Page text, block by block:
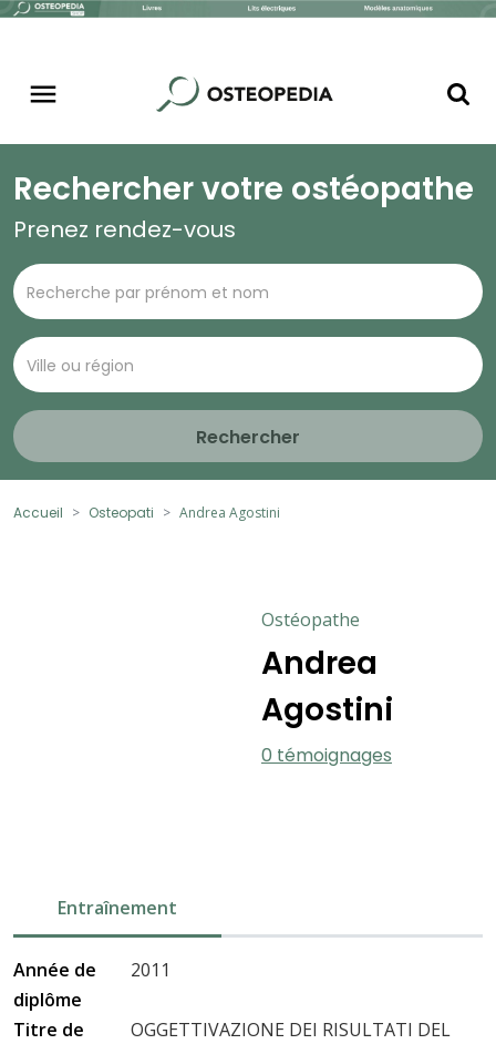
Rechercher votre ostéopathe
Prenez rendez-vous
Rechercher
Accueil Osteopati Andrea Agostini
Ostéopathe
Andrea
Agostini
0 témoignages
Entraînement
Année de
diplôme
2011
Titre de
OGGETTIVAZIONE DEI RISULTATI DEL